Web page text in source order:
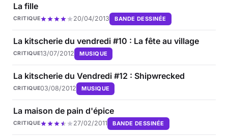
La fille
CRITIQUE 20/04/2013 BANDE DESSINÉE
La kitscherie du vendredi #10 : La fête au village
CRITIQUE13/07/2012 MUSIQUE
La kitscherie du Vendredi #12 : Shipwrecked
CRITIQUE03/08/2012 MUSIQUE
La maison de pain d'épice
CRITIQUE 27/02/2011 BANDE DESSINÉE